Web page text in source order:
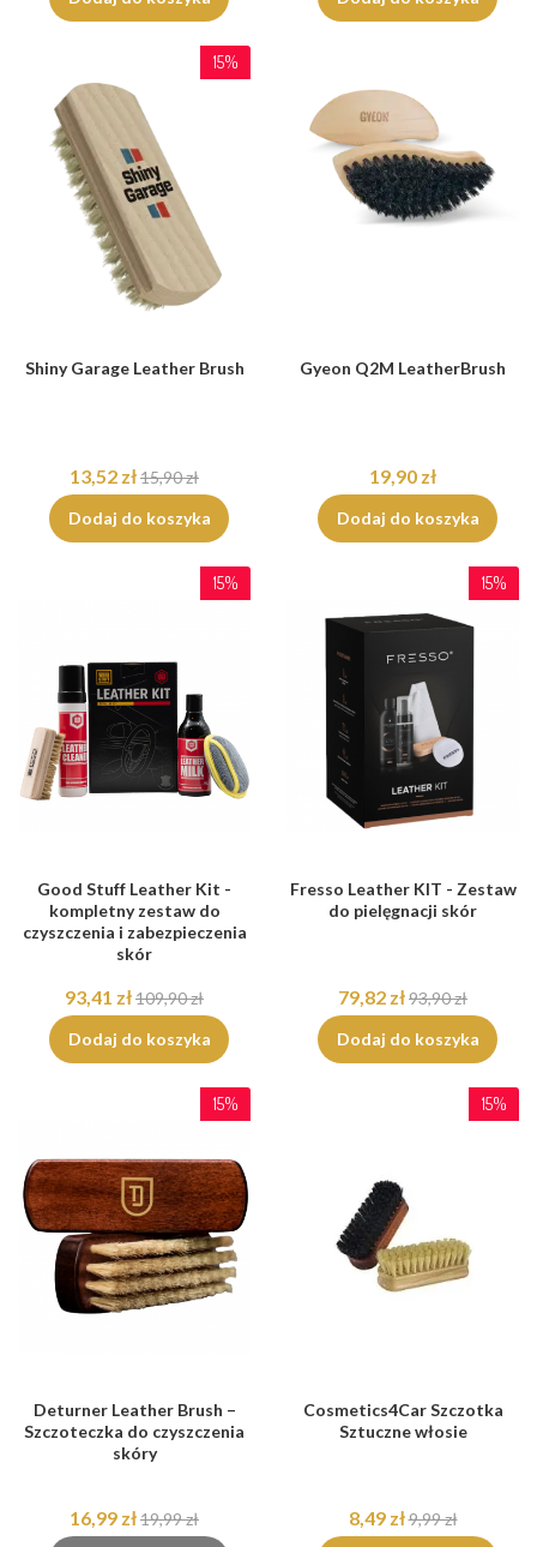
15%
Shiny Garage Leather Brush
13,52 zł15,90 zł
Dodaj do koszyka
Gyeon Q2M LeatherBrush
19,90 zł
Dodaj do koszyka
15%
Good Stuff Leather Kit -
kompletny zestaw do
czyszczenia i zabezpieczenia
skór
93,41 zł109,90 zł
Dodaj do koszyka
15%
Fresso Leather KIT - Zestaw
do pielęgnacji skór
79,82 zł93,90 zł
Dodaj do koszyka
15%
Deturner Leather Brush –
Szczoteczka do czyszczenia
skóry
16,99 zł19,99 zł
15%
Cosmetics4Car Szczotka
Sztuczne włosie
8,49 zł9,99 zł